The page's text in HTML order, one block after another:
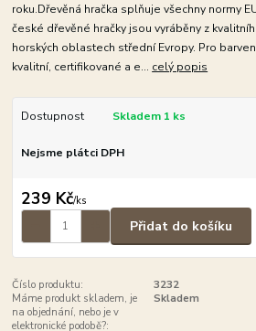
roku.Dřevěná hračka splňuje všechny
české dřevěné hračky jsou vyráběny z
horských oblastech střední Evropy. Pro
kvalitní, certifikované a e... celý popis
Dostupnost Skladem 1 ks
Nejsme plátci DPH
239 Kč/ks
Přidat do košíku
Číslo produktu:
3232
Máme produkt skladem, je
na objednání, nebo je v
elektronické podobě?:
Skladem